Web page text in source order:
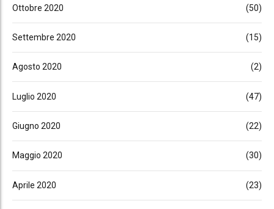
Ottobre 2020 (50)
Settembre 2020 (15)
Agosto 2020 (2)
Luglio 2020 (47)
Giugno 2020 (22)
Maggio 2020 (30)
Aprile 2020 (23)